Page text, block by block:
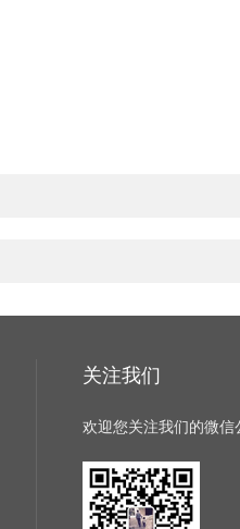
关注我们
欢迎您关注我们的微信